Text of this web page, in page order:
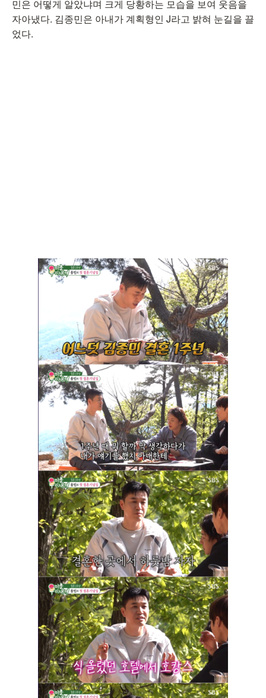
민은 어떻게 알았냐며 크게 당황하는 모습을 보여 웃음을
자아냈다. 김종민은 아내가 계획형인 J라고 밝혀 눈길을 끌
었다.